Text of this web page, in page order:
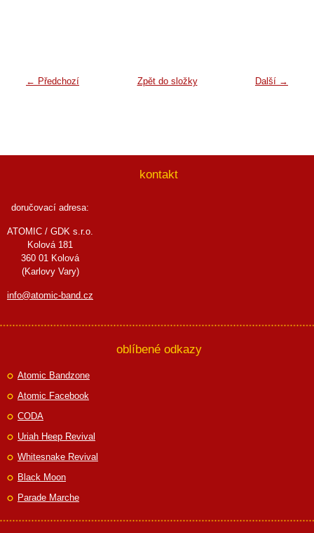
← Předchozí Další →
Zpět do složky
kontakt
doručovací adresa:
ATOMIC / GDK s.r.o.
Kolová 181
360 01 Kolová
(Karlovy Vary)
info@atomic-band.cz
oblíbené odkazy
Atomic Bandzone
Atomic Facebook
CODA
Uriah Heep Revival
Whitesnake Revival
Black Moon
Parade Marche